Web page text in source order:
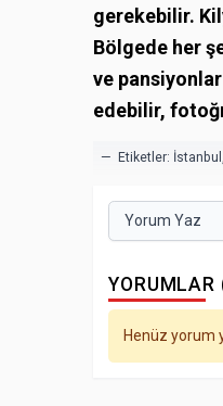
gerekebilir.
Bölgede her
ve
edebilir,
— Etiketler: İstanbul ,
Yorum Yaz
YORUMLAR
Henüz yorum